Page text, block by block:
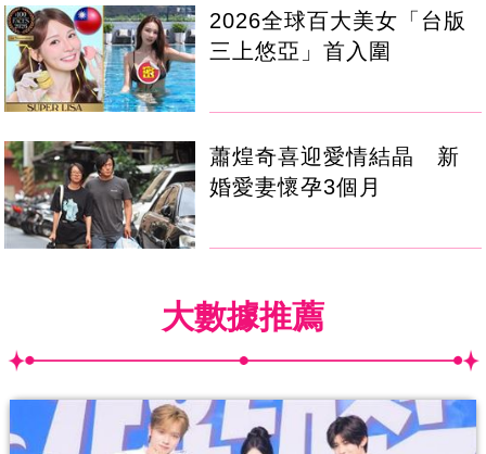
2026全球百大美女「台版
三上悠亞」首入圍
蕭煌奇喜迎愛情結晶 新
婚愛妻懷孕3個月
大數據推薦